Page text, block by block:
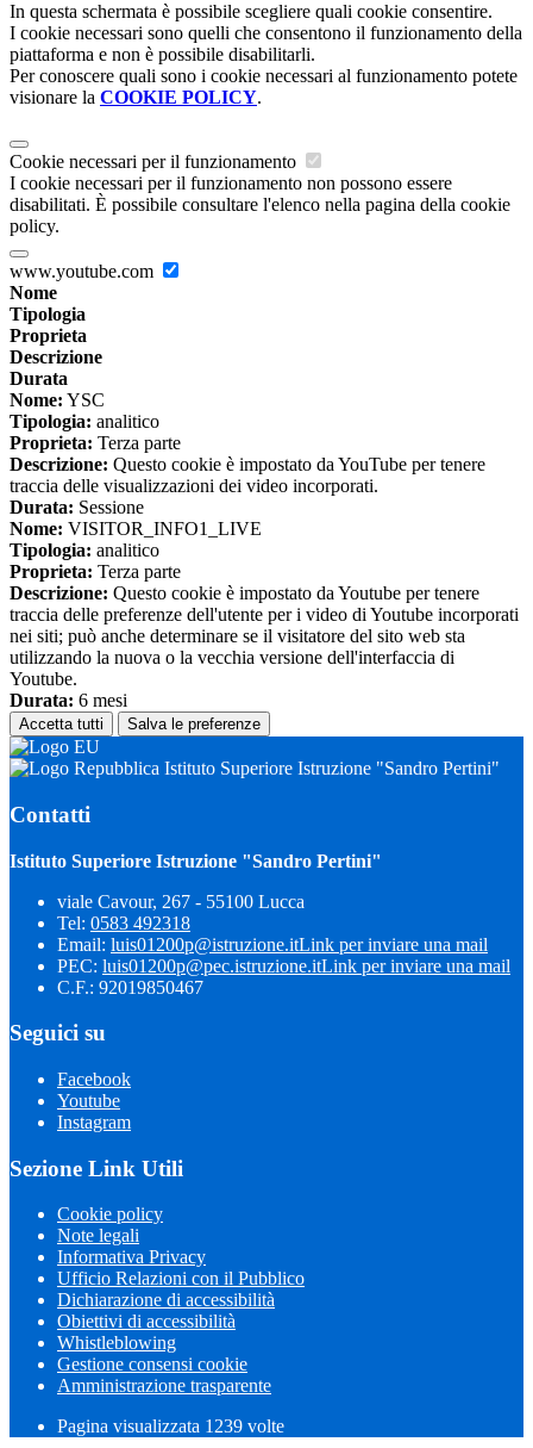
In questa schermata è possibile scegliere quali cookie consentire.
I cookie necessari sono quelli che consentono il funzionamento della
piattaforma e non è possibile disabilitarli.
Per conoscere quali sono i cookie necessari al funzionamento potete
visionare la COOKIE POLICY.
Cookie necessari per il funzionamento
I cookie necessari per il funzionamento non possono essere
disabilitati. È possibile consultare l'elenco nella pagina della cookie
policy.
www.youtube.com
Nome
Tipologia
Proprieta
Descrizione
Durata
Nome: YSC
Tipologia: analitico
Proprieta: Terza parte
Descrizione: Questo cookie è impostato da YouTube per tenere
traccia delle visualizzazioni dei video incorporati.
Durata: Sessione
Nome: VISITOR_INFO1_LIVE
Tipologia: analitico
Proprieta: Terza parte
Descrizione: Questo cookie è impostato da Youtube per tenere
traccia delle preferenze dell'utente per i video di Youtube incorporati
nei siti; può anche determinare se il visitatore del sito web sta
utilizzando la nuova o la vecchia versione dell'interfaccia di
Youtube.
Durata: 6 mesi
Accetta tutti Salva le preferenze
Istituto Superiore Istruzione "Sandro Pertini"
Contatti
Istituto Superiore Istruzione "Sandro Pertini"
viale Cavour, 267 - 55100 Lucca
Tel: 0583 492318
Email: luis01200p@istruzione.itLink per inviare una mail
PEC: luis01200p@pec.istruzione.itLink per inviare una mail
C.F.: 92019850467
Seguici su
Facebook
Youtube
Instagram
Sezione Link Utili
Cookie policy
Note legali
Informativa Privacy
Ufficio Relazioni con il Pubblico
Dichiarazione di accessibilità
Obiettivi di accessibilità
Whistleblowing
Gestione consensi cookie
Amministrazione trasparente
Pagina visualizzata 1239 volte